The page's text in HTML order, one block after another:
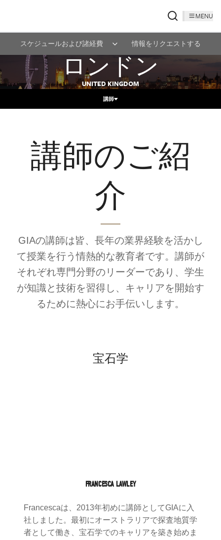
MENU
スケジュールおよび諸経費 情報をリクエストする
ロンドン
UNITED KINGDOM
講師
講師のご紹
介
GIAの講師は皆、長年の業界経験を活かし
て授業を行う情熱的な教育者です。講師が
それぞれ専門分野のリーダーであり、学生
が知識と技術を習得し、キャリアを開始す
るために熱心にお手伝いします。
宝石学
FRANCESCA LAWLEY
Francescaは、2013年初めに講師としてGIAに入
社しました。最初にオーストラリアで探査地質学
者として働き、宝石学でのキャリアを築き始めま